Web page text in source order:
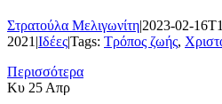
Στρατούλα Μελιγωνίτη|2023-02-
2021 |Ιδέες|Tags: Τρόπος ζωής,
Περισσότερα
Κυ 25 Απρ